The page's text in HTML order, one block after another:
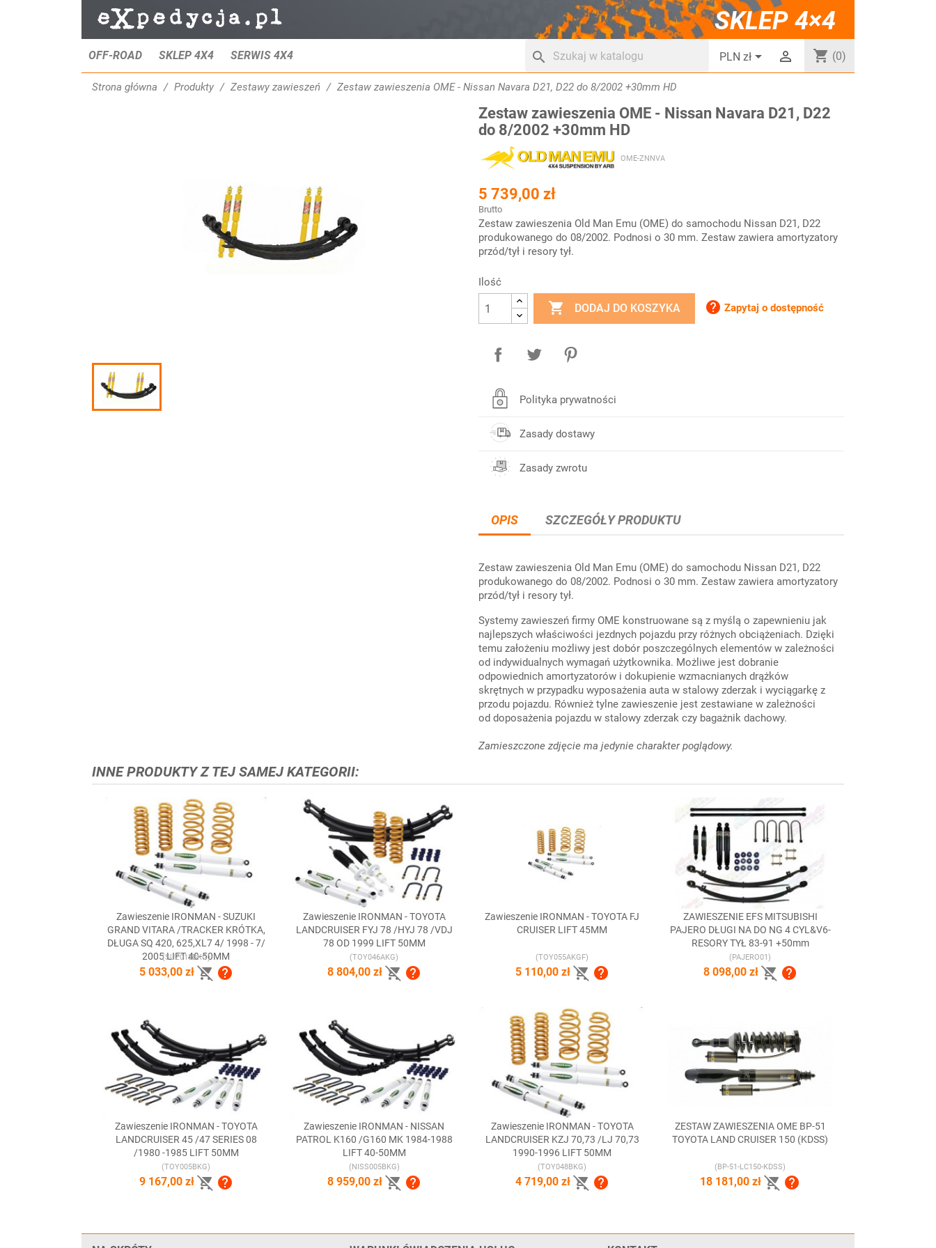
SKLEP 4×4
OFF-ROAD SKLEP 4X4 SERWIS 4X4 search PLN zł  shopping_cart (0)
Strona główna Produkty Zestawy zawieszeń Zestaw zawieszenia OME - Nissan Navara D21, D22 do 8/2002 +30mm HD
Zestaw zawieszenia OME - Nissan Navara D21, D22
do 8/2002 +30mm HD
OME-ZNNVA
5 739,00 zł
Brutto
Zestaw zawieszenia Old Man Emu (OME) do samochodu Nissan D21, D22
produkowanego do 08/2002. Podnosi o 30 mm. Zestaw zawiera amortyzatory
przód/tył i resory tył.
Ilość
 DODAJ DO KOSZYKA  Zapytaj o dostępność
Polityka prywatności
Zasady dostawy
Zasady zwrotu
OPIS SZCZEGÓŁY PRODUKTU
Zestaw zawieszenia Old Man Emu (OME) do samochodu Nissan D21, D22
produkowanego do 08/2002. Podnosi o 30 mm. Zestaw zawiera amortyzatory
przód/tył i resory tył.
Systemy zawieszeń firmy OME konstruowane są z myślą o zapewnieniu jak
najlepszych właściwości jezdnych pojazdu przy różnych obciążeniach. Dzięki
temu założeniu możliwy jest dobór poszczególnych elementów w zależności
od indywidualnych wymagań użytkownika. Możliwe jest dobranie
odpowiednich amortyzatorów i dokupienie wzmacnianych drążków
skrętnych w przypadku wyposażenia auta w stalowy zderzak i wyciągarkę z
przodu pojazdu. Również tylne zawieszenie jest zestawiane w zależności
od doposażenia pojazdu w stalowy zderzak czy bagażnik dachowy.
Zamieszczone zdjęcie ma jedynie charakter poglądowy.
INNE PRODUKTY Z TEJ SAMEJ KATEGORII:
Szybki podgląd
Zawieszenie IRONMAN - SUZUKI
GRAND VITARA /TRACKER KRÓTKA,
DŁUGA SQ 420, 625,XL7 4/ 1998 - 7/
2005 LIFT 40-50MM
(SUZ013BKG)
5 033,00 zł  
Szybki podgląd
Zawieszenie IRONMAN - TOYOTA
LANDCRUISER FYJ 78 /HYJ 78 /VDJ
78 OD 1999 LIFT 50MM
(TOY046AKG)
8 804,00 zł  
Szybki podgląd
Zawieszenie IRONMAN - TOYOTA FJ
CRUISER LIFT 45MM
(TOY055AKGF)
5 110,00 zł  
Szybki podgląd
ZAWIESZENIE EFS MITSUBISHI
PAJERO DŁUGI NA DO NG 4 CYL&V6-
RESORY TYŁ 83-91 +50mm
(PAJERO01)
8 098,00 zł  
Szybki podgląd
Zawieszenie IRONMAN - TOYOTA
LANDCRUISER 45 /47 SERIES 08
/1980 -1985 LIFT 50MM
(TOY005BKG)
9 167,00 zł  
Szybki podgląd
Zawieszenie IRONMAN - NISSAN
PATROL K160 /G160 MK 1984-1988
LIFT 40-50MM
(NISS005BKG)
8 959,00 zł  
Szybki podgląd
Zawieszenie IRONMAN - TOYOTA
LANDCRUISER KZJ 70,73 /LJ 70,73
1990-1996 LIFT 50MM
(TOY048BKG)
4 719,00 zł  
Szybki podgląd
ZESTAW ZAWIESZENIA OME BP-51
TOYOTA LAND CRUISER 150 (KDSS)
(BP-51-LC150-KDSS)
18 181,00 zł  